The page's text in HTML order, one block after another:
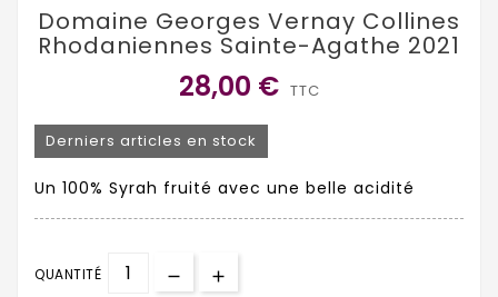
Domaine Georges Vernay Collines
Rhodaniennes Sainte-Agathe 2021
28,00 € TTC
Derniers articles en stock
Un 100% Syrah fruité avec une belle acidité
QUANTITÉ